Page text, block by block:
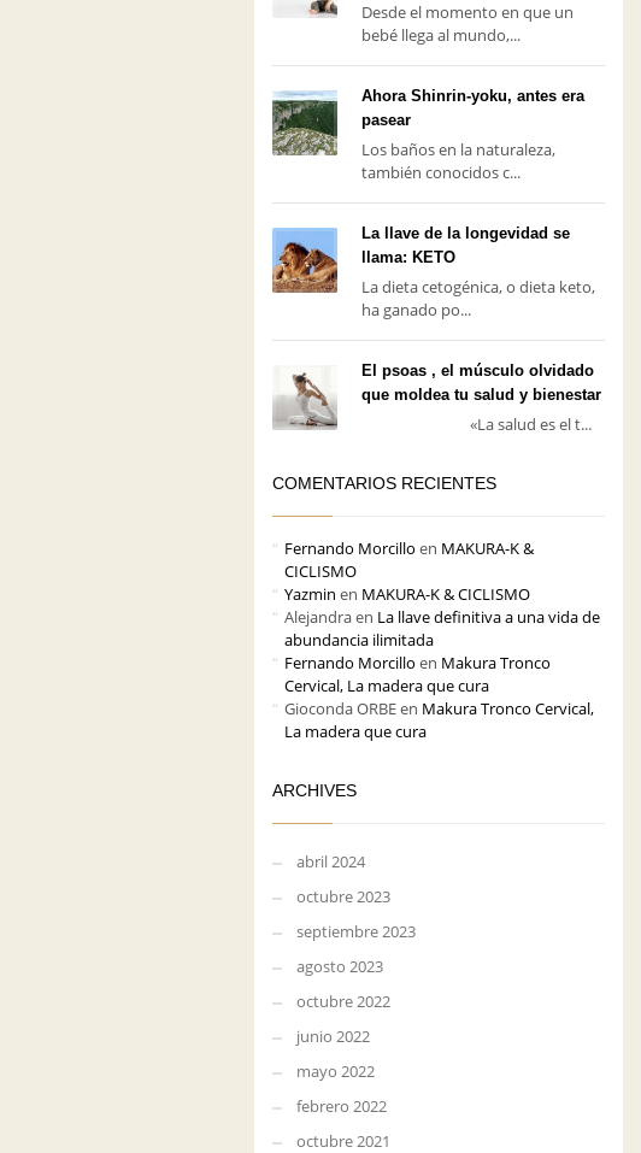
Desde el momento en que un
bebé llega al mundo,...
Ahora Shinrin-yoku, antes era
pasear
Los baños en la naturaleza,
también conocidos c...
La llave de la longevidad se
llama: KETO
La dieta cetogénica, o dieta keto,
ha ganado po...
El psoas , el músculo olvidado
que moldea tu salud y bienestar
«La salud es el t...
COMENTARIOS RECIENTES
Fernando Morcillo en MAKURA-K &
CICLISMO
Yazmin en MAKURA-K & CICLISMO
Alejandraen La llave definitiva a una vida de
abundancia ilimitada
Fernando Morcillo en Makura Tronco
Cervical, La madera que cura
Gioconda ORBEen Makura Tronco Cervical,
La madera que cura
ARCHIVES
abril 2024
octubre 2023
septiembre 2023
agosto 2023
octubre 2022
junio 2022
mayo 2022
febrero 2022
octubre 2021